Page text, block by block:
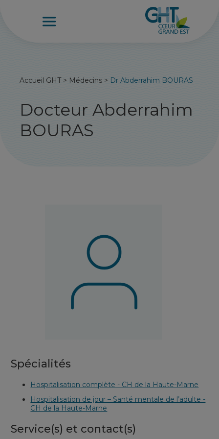
Accueil GHT> Médecins > Dr Abderrahim BOURAS
Docteur Abderrahim
BOURAS
Spécialités
Hospitalisation complète - CH de la Haute-Marne
Hospitalisation de jour – Santé mentale de l’adulte -
CH de la Haute-Marne
Service(s) et contact(s)